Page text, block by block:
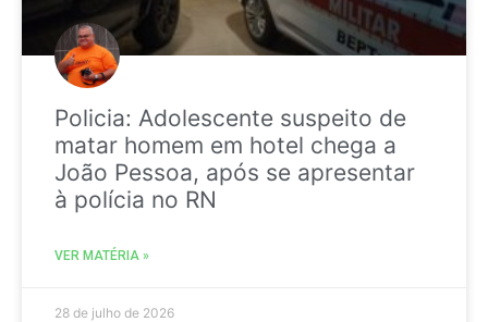
Policia: Adolescente suspeito de
matar homem em hotel chega a
João Pessoa, após se apresentar
à polícia no RN
VER MATÉRIA »
28 de julho de 2026